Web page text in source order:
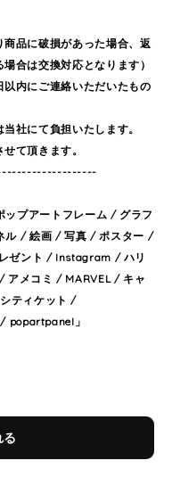
品に破損があった場合、返
合は交換対応となります）
内にご連絡いただいたもの
社にて負担いたします。
て頂きます。
ップアートフレーム / グラフ
ル / 絵画 / 写真 / ポスター /
ゼント / Instagram / ハリ
アメコミ / MARVEL / キャ
ティケット /
」
る